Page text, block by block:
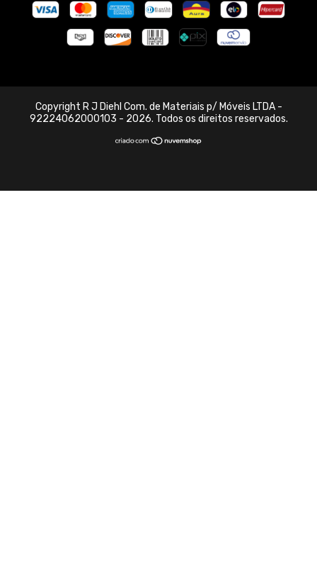
Copyright R J Diehl Com. de Materiais p/ Móveis LTDA -
92224062000103 - 2026. Todos os direitos reservados.